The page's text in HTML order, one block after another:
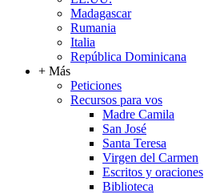
Madagascar
Rumania
Italia
República Dominicana
+ Más
Peticiones
Recursos para vos
Madre Camila
San José
Santa Teresa
Virgen del Carmen
Escritos y oraciones
Biblioteca